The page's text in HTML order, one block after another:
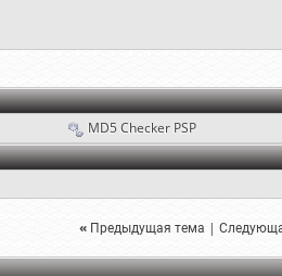
MD5 Checker PSP
« Предыдущая тема |